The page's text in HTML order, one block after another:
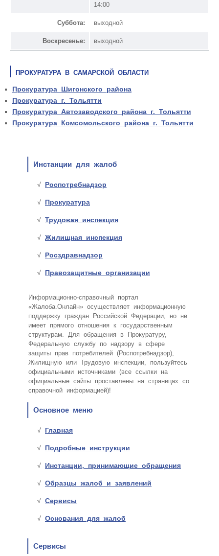
14:00
Суббота: выходной
Воскресенье: выходной
ПРОКУРАТУРА В САМАРСКОЙ ОБЛАСТИ
Прокуратура Шигонского района
Прокуратура г. Тольятти
Прокуратура Автозаводского района г. Тольятти
Прокуратура Комсомольского района г. Тольятти
Инстанции для жалоб
Роспотребнадзор
Прокуратура
Трудовая инспекция
Жилищная инспекция
Росздравнадзор
Правозащитные организации
Информационно-справочный портал
«Жалоба.Онлайн» осуществляет информационную
поддержку граждан Российской Федерации, но не
имеет прямого отношения к государственным
структурам. Для обращения в Прокуратуру,
Федеральную службу по надзору в сфере
защиты прав потребителей (Роспотребнадзор),
Жилищную или Трудовую инспекции, пользуйтесь
официальными источниками (все ссылки на
официальные сайты проставлены на страницах со
справочной информацией)!
Основное меню
Главная
Подробные инструкции
Инстанции, принимающие обращения
Образцы жалоб и заявлений
Сервисы
Основания для жалоб
Сервисы